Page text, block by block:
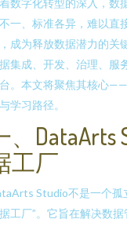
数字化转型的深入，数
一、标准各异，难以直
成为释放数据潜力的关
集成、开发、治理、服
。本文将聚焦其核心
学习路径。
、
工厂
Studio不是一个孤
工厂”。它旨在解决数据